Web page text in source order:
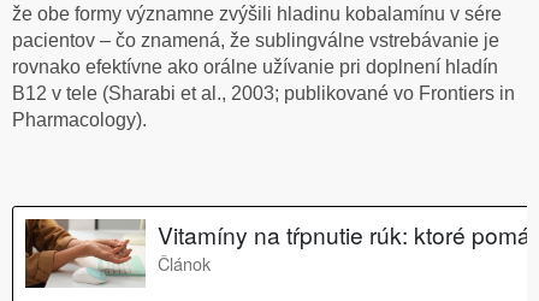
že obe formy významne zvýšili hladinu kobalamínu v sére
pacientov – čo znamená, že sublingválne vstrebávanie je
rovnako efektívne ako orálne užívanie pri doplnení hladín
B12 v tele (Sharabi et al., 2003; publikované vo Frontiers in
Pharmacology).